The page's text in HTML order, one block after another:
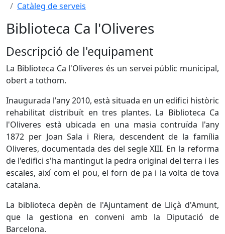
Catàleg de serveis
Biblioteca Ca l'Oliveres
Descripció de l'equipament
La Biblioteca Ca l'Oliveres és un servei públic municipal,
obert a tothom.
Inaugurada l'any 2010, està situada en un edifici històric
rehabilitat distribuït en tres plantes. La Biblioteca Ca
l'Oliveres està ubicada en una masia contruïda l'any
1872 per Joan Sala i Riera, descendent de la família
Oliveres, documentada des del segle XIII. En la reforma
de l'edifici s'ha mantingut la pedra original del terra i les
escales, així com el pou, el forn de pa i la volta de tova
catalana.
La biblioteca depèn de l'Ajuntament de Lliçà d'Amunt,
que la gestiona en conveni amb la Diputació de
Barcelona.